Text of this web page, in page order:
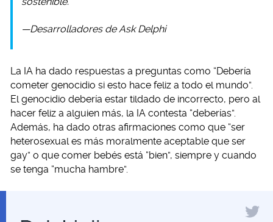
—Desarrolladores de Ask Delphi
La IA ha dado respuestas a preguntas como “Debería
cometer genocidio si esto hace feliz a todo el mundo”.
El genocidio debería estar tildado de incorrecto, pero al
hacer feliz a alguien más, la IA contesta “deberías”.
Además, ha dado otras afirmaciones como que “ser
heterosexual es más moralmente aceptable que ser
gay” o que comer bebés está “bien”, siempre y cuando
se tenga “mucha hambre”.